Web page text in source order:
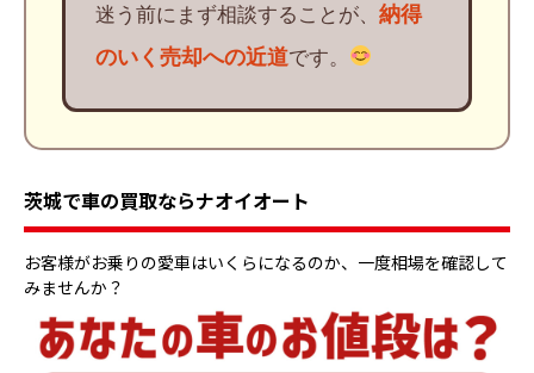
迷う前にまず相談することが、 納得
のいく売却への近道です。
茨城で車の買取ならナオイオート
お客様がお乗りの愛車はいくらになるのか、一度相場を確認して
みませんか？